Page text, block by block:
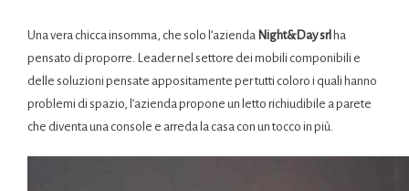
Una vera chicca insomma, che solo l’azienda Night&Day srl ha
pensato di proporre. Leader nel settore dei mobili componibili e
delle soluzioni pensate appositamente per tutti coloro i quali hanno
problemi di spazio, l’azienda propone un letto richiudibile a parete
che diventa una console e arreda la casa con un tocco in più.